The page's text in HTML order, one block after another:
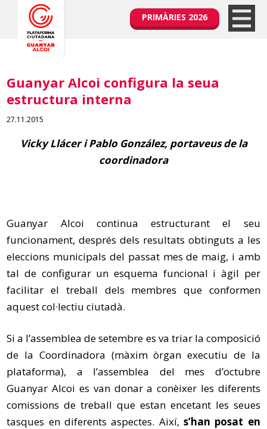
PRIMÀRIES 2026
Guanyar Alcoi configura la seua
estructura interna
27.11.2015
Vicky Llácer i Pablo González, portaveus de la
coordinadora
Guanyar Alcoi continua estructurant el seu
funcionament, després dels resultats obtinguts a les
eleccions municipals del passat mes de maig, i amb
tal de configurar un esquema funcional i àgil per
facilitar el treball dels membres que conformen
aquest col·lectiu ciutadà.
Si a l’assemblea de setembre es va triar la composició
de la Coordinadora (màxim òrgan executiu de la
plataforma), a l’assemblea del mes d’octubre
Guanyar Alcoi es van donar a conèixer les diferents
comissions de treball que estan encetant les seues
tasques en diferents aspectes. Així,s’han posat en